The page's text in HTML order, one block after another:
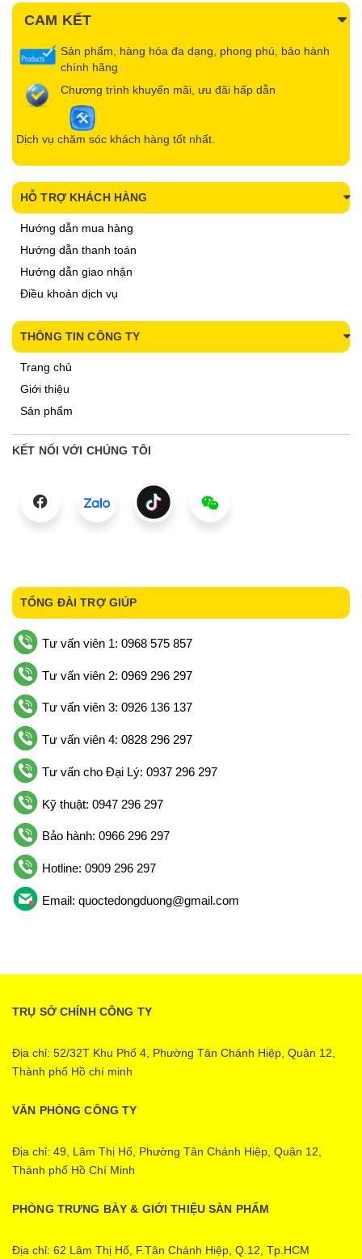
CAM KẾT
Sản phẩm, hàng hóa đa dạng, phong phú, bảo hành
chính hãng
Chương trình khuyến mãi, ưu đãi hấp dẫn
Dịch vụ chăm sóc khách hàng tốt nhất.
HỖ TRỢ KHÁCH HÀNG
Hướng dẫn mua hàng
Hướng dẫn thanh toán
Hướng dẫn giao nhận
Điều khoản dịch vụ
THÔNG TIN CÔNG TY
Trang chủ
Giới thiệu
Sản phẩm
KẾT NỐI VỚI CHÚNG TÔI
TỔNG ĐÀI TRỢ GIÚP
Tư vấn viên 1: 0968 575 857
Tư vấn viên 2: 0969 296 297
Tư vấn viên 3: 0926 136 137
Tư vấn viên 4: 0828 296 297
Tư vấn cho Đại Lý: 0937 296 297
Kỹ thuật: 0947 296 297
Bảo hành: 0966 296 297
Hotline: 0909 296 297
Email: quoctedongduong@gmail.com
TRỤ SỞ CHÍNH CÔNG TY
Địa chỉ: 52/32T Khu Phố 4, Phường Tân Chánh Hiệp, Quận 12,
Thành phố Hồ chí minh
VĂN PHÒNG CÔNG TY
Địa chỉ: 49, Lâm Thị Hố, Phường Tân Chánh Hiệp, Quận 12,
Thành phố Hồ Chí Minh
PHÒNG TRƯNG BÀY & GIỚI THIỆU SÀN PHẨM
Địa chỉ: 62 Lâm Thị Hố, F.Tân Chánh Hiệp, Q.12, Tp.HCM